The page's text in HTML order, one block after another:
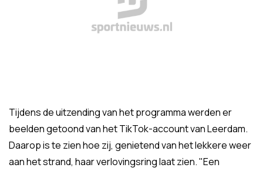
Tijdens de uitzending van het programma werden er
beelden getoond van het TikTok-account van Leerdam.
Daarop is te zien hoe zij, genietend van het lekkere weer
aan het strand, haar verlovingsring laat zien. "Een